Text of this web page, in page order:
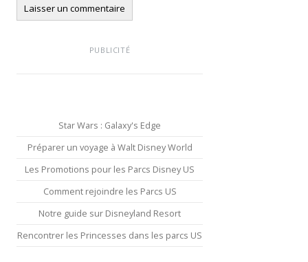
PUBLICITÉ
Star Wars : Galaxy's Edge
Préparer un voyage à Walt Disney World
Les Promotions pour les Parcs Disney US
Comment rejoindre les Parcs US
Notre guide sur Disneyland Resort
Rencontrer les Princesses dans les parcs US